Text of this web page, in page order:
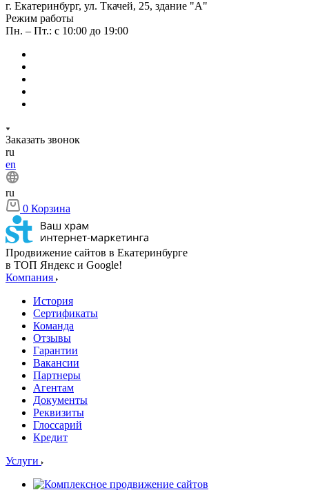
г. Екатеринбург, ул. Ткачей, 25, здание "А"
Режим работы
Пн. – Пт.: с 10:00 до 19:00
Заказать звонок
ru
en
ru
0 Корзина
Продвижение сайтов в Екатеринбурге
в ТОП Яндекс и Google!
Компания
История
Сертификаты
Команда
Отзывы
Гарантии
Вакансии
Партнеры
Агентам
Документы
Реквизиты
Глоссарий
Кредит
Услуги